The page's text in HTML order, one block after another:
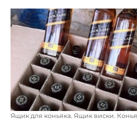
Ящик для коньяка. Ящик виски.